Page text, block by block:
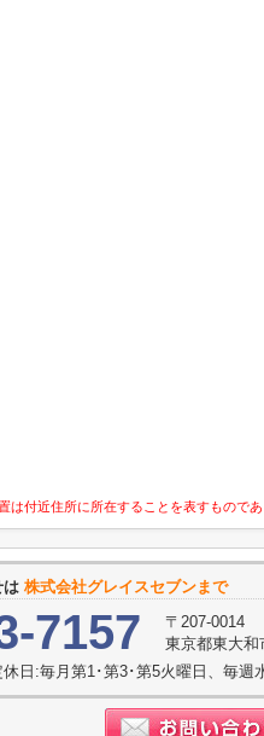
付近住所に所在することを表すもので
は 株式会社グレイスセブンまで
7157
〒207-0014
東京都東大和
日:毎月第1･第3･第5火曜日、毎週